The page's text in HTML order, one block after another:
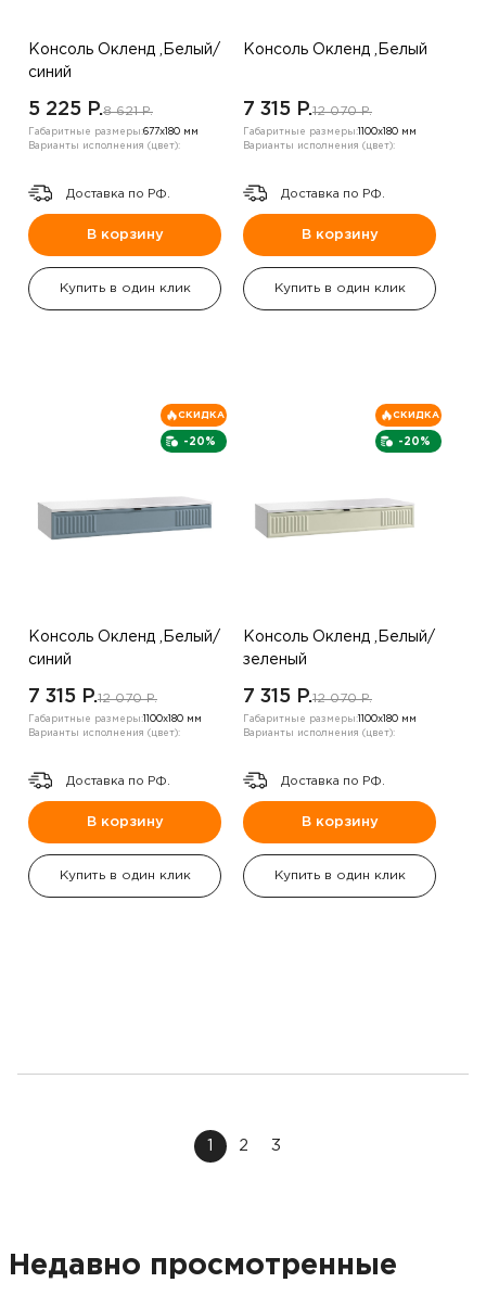
Консоль Окленд ,Белый/
синий
5 225 P.8 621 P.
Габаритные размеры:677х180 мм
Варианты исполнения (цвет):
Доставка по РФ.
В корзину
Купить в один клик
Консоль Окленд ,Белый
7 315 P.12 070 P.
Габаритные размеры: 1100х180 мм
Варианты исполнения (цвет):
Доставка по РФ.
В корзину
Купить в один клик
-20%
СКИДКА
Консоль Окленд ,Белый/
синий
7 315 P.12 070 P.
Габаритные размеры: 1100х180 мм
Варианты исполнения (цвет):
Доставка по РФ.
В корзину
Купить в один клик
-20%
СКИДКА
Консоль Окленд ,Белый/
зеленый
7 315 P.12 070 P.
Габаритные размеры: 1100х180 мм
Варианты исполнения (цвет):
Доставка по РФ.
В корзину
Купить в один клик
2 3
Недавно просмотренные